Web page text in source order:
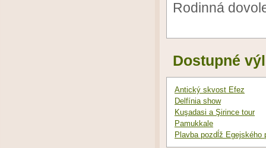
Rodinná
Dostupné
Antický skvost Efez
Delfínia show
Kuşadasi a Şirince tour
Pamukkale
Plavba pozdĺž Egejského